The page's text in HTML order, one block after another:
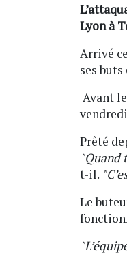
Lyon à
Arrivé
ses
Avant
Prêté
"Quand
t-il.
Le